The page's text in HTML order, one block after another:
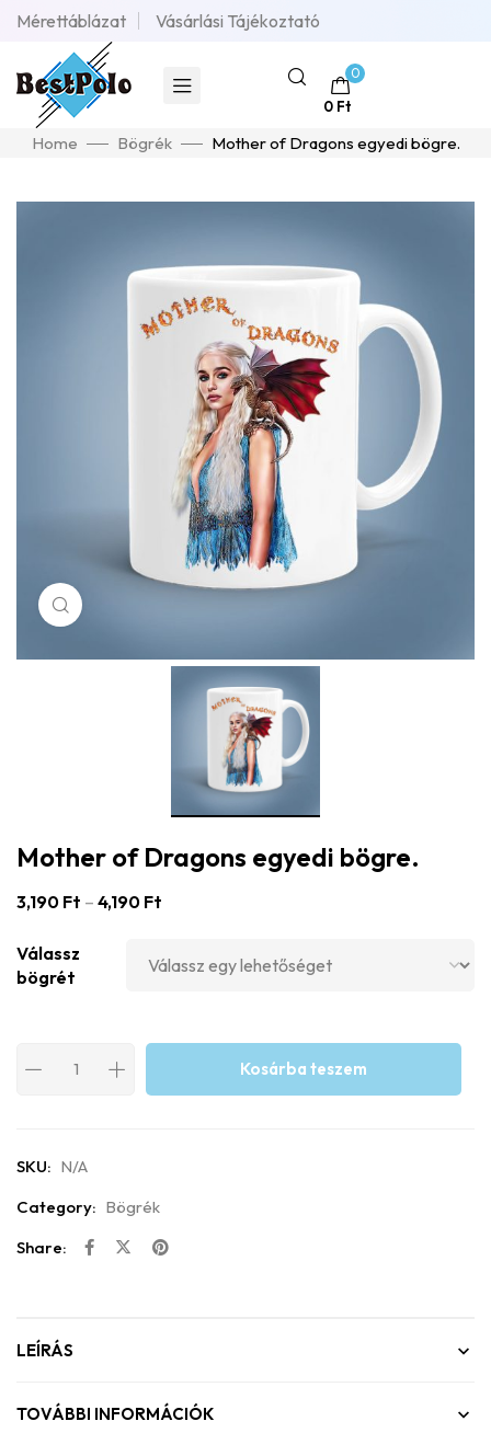
Mérettáblázat Vásárlási Tájékoztató
0
0 Ft
Home Bögrék Mother of Dragons egyedi bögre.
Mother of Dragons egyedi bögre.
3,190 Ft – 4,190 Ft
Válassz
bögrét
Kosárba teszem
SKU: N/A
Category: Bögrék
Share:
LEÍRÁS
TOVÁBBI INFORMÁCIÓK